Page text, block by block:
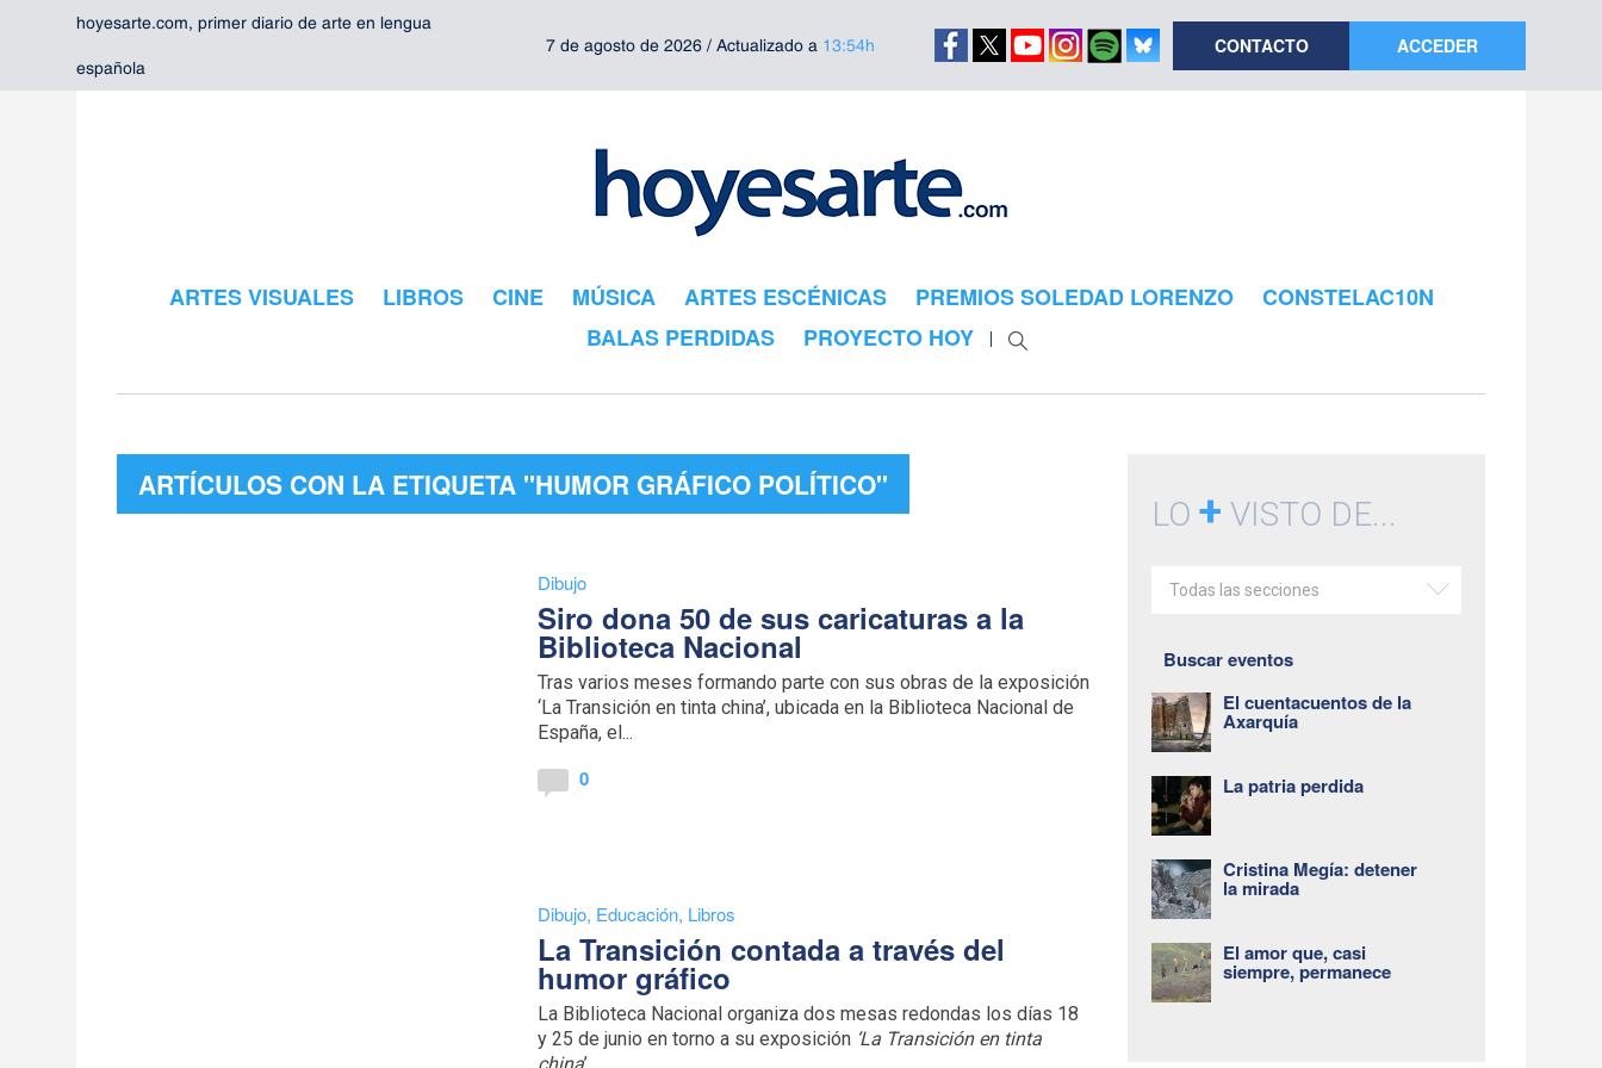
hoyesarte.com, primer diario de arte en lengua
española
7 de agosto de 2026 / Actualizado a 13:54h CONTACTO ACCEDER
ARTES VISUALES LIBROS CINE MÚSICA ARTES ESCÉNICAS PREMIOS SOLEDAD LORENZO
CONSTELAC10N
BALAS PERDIDAS
PROYECTO HOY
ARTÍCULOS CON LA ETIQUETA "HUMOR GRÁFICO POLÍTICO"
Dibujo
Siro dona 50 de sus caricaturas a la
Biblioteca Nacional
Tras varios meses formando parte con sus obras de la exposición
‘La Transición en tinta china’, ubicada en la Biblioteca Nacional de
España, el...
0
Dibujo, Educación, Libros
La Transición contada a través del
humor gráfico
La Biblioteca Nacional organiza dos mesas redondas los días 18
y 25 de junio en torno a su exposición ‘La Transición en tinta
LO+ VISTO DE...
Todas las secciones
Buscar eventos
El cuentacuentos de la
Axarquía
La patria perdida
Cristina Megía: detener
la mirada
El amor que, casi
siempre, permanece